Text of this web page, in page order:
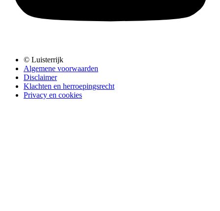
© Luisterrijk
Algemene voorwaarden
Disclaimer
Klachten en herroepingsrecht
Privacy en cookies